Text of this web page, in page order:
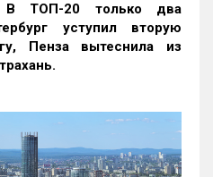
В ТОП-20 только два
уступил вторую
Пенза вытеснила из